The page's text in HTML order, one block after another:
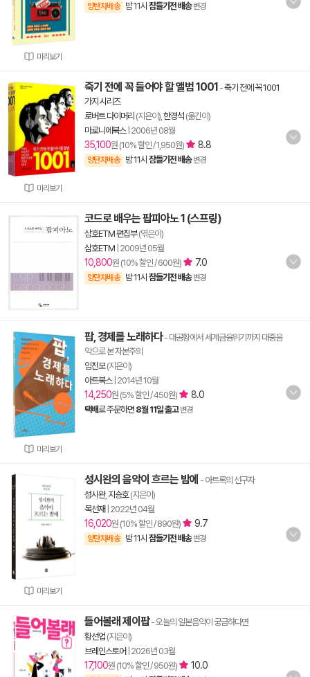
미리보기
양탄자배송 밤 11시 잠들기전 배송 변경
미리보기
죽기 전에 꼭 들어야 할 앨범 1001 -죽기 전에 꼭 1001
가지 시리즈
로버트 다이머리 (지은이), 한경석 (옮긴이)
마로니에북스| 2006년 08월
35,100원 (10% 할인 / 1,950원) 8.8
양탄자배송 밤 11시 잠들기전 배송 변경
코드로 배우는 팝피아노 1 (스프링)
삼호ETM 편집부(엮은이)
삼호ETM 2009년 05월
10,800원 (10% 할인 / 600원) 7.0
양탄자배송 밤 11시 잠들기전 배송 변경
미리보기
팝, 경제를 노래하다- 대공황에서 세계금융위기까지 대중음
악으로 본 자본주의
임진모(지은이)
아트북스| 2014년 10월
14,250원 (5% 할인 / 450원) 8.0
택배로 주문하면 8월 11일 출고 변경
미리보기
성시완의 음악이 흐르는 밤에 - 아트록의 선구자
성시완, 지승호(지은이)
목선재 2022년 04월
16,020원 (10% 할인 / 890원) 9.7
양탄자배송 밤 11시 잠들기전 배송 변경
들어볼래 제이팝- 오늘의 일본음악이 궁금하다면
황선업 (지은이)
브레인스토어 2026년 03월
17,100원 (10% 할인 / 950원) 10.0